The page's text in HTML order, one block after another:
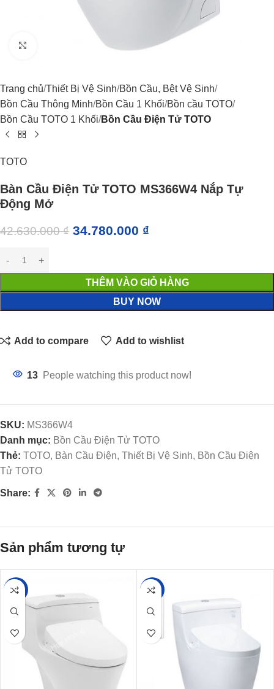
Trang chủ Thiết Bị Vệ Sinh Bồn Cầu, Bệt Vệ Sinh
Bồn Cầu Thông Minh Bồn Cầu 1 Khối Bồn cầu TOTO
Bồn Cầu TOTO 1 Khối Bồn Cầu Điện Tử TOTO
TOTO
Bàn Cầu Điện Tử TOTO MS366W4 Nắp Tự
Động Mở
42.630.000₫ 34.780.000 ₫
THÊM VÀO GIỎ HÀNG
BUY NOW
Add to compare Add to wishlist
13 People watching this product now!
SKU: MS366W4
Danh mục: Bồn Cầu Điện Tử TOTO
Thẻ: TOTO, Bàn Cầu Điện, Thiết Bị Vệ Sinh, Bồn Cầu Điện
Tử TOTO
Share:
Sản phẩm tương tự
-18% -20%